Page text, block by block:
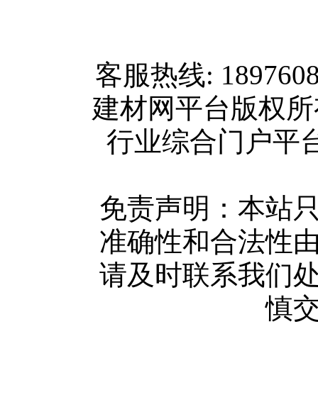
客服热线:
建材网平台版权
行业综合门户平
免责声明：本站
准确性和合法性
请及时联系我们
慎